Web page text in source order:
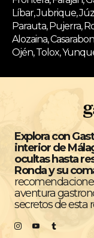
Líbar, Jubrique,
Parauta, Pujerra,
Alozaina,
Ojén, Tolox,
Explora con
interior de
ocultas hasta
Ronda y su
aventura
secretos de esta